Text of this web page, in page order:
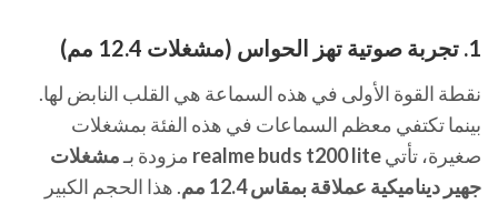
1. تجربة صوتية تهز الحواس (مشغلات 12.4 مم)
نقطة القوة الأولى في هذه السماعة هي القلب النابض لها.
بينما تكتفي معظم السماعات في هذه الفئة بمشغلات
صغيرة، تأتيrealme buds t200 lite مزودة بـمشغلات
جهير ديناميكية عملاقة بمقاس 12.4 مم
. هذا الحجم الكبير